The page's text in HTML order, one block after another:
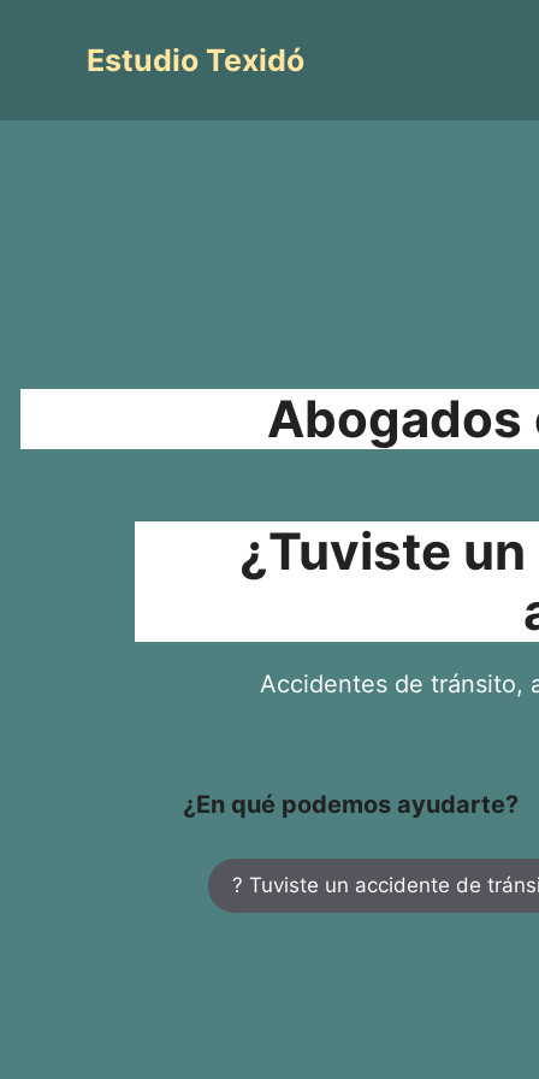
contenidoEstudio Texidó
Abogados
¿Tuviste
Accidentes de tránsito,
¿En qué podemos ayudarte?
? Tuviste un accidente de